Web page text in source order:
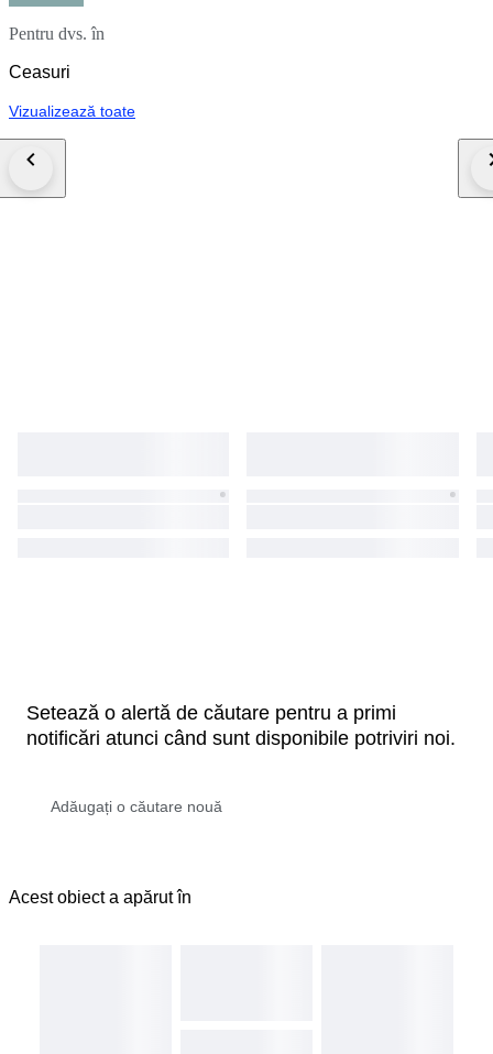
Pentru dvs. în
Ceasuri
Vizualizează toate
Setează o alertă de căutare pentru a primi
notificări atunci când sunt disponibile potriviri noi.
Acest obiect a apărut în